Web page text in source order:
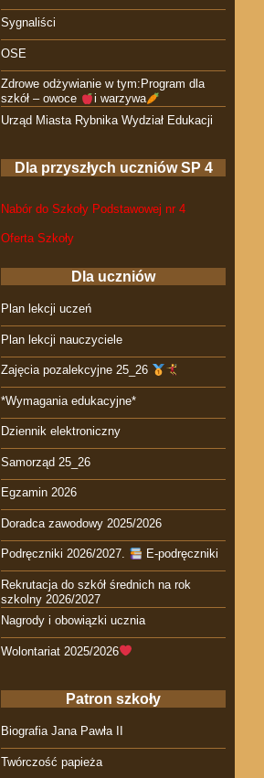
Sygnaliści
OSE
Zdrowe odżywianie w tym:Program dla
szkół – owoce
i warzywa
Urząd Miasta Rybnika Wydział Edukacji
Dla przyszłych uczniów SP 4
Nabór do Szkoły Podstawowej nr 4
Oferta Szkoły
Dla uczniów
Plan lekcji uczeń
Plan lekcji nauczyciele
Zajęcia pozalekcyjne 25_26
*Wymagania edukacyjne*
Dziennik elektroniczny
Samorząd 25_26
Egzamin 2026
Doradca zawodowy 2025/2026
Podręczniki 2026/2027. E-podręczniki
Rekrutacja do szkół średnich na rok
szkolny 2026/2027
Nagrody i obowiązki ucznia
Wolontariat 2025/2026
Patron szkoły
Biografia Jana Pawła II
Twórczość papieża